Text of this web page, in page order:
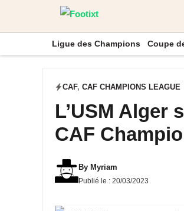
Ligue des Champions Coupe
CAF, CAF CHAMPIONS LEAGUE
L’USM Alger
CAF
By Myriam
Publié le : 20/03/2023